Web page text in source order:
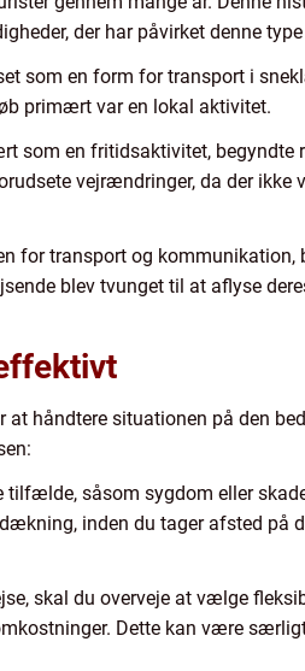
der har påvirket denne
som en form for transport i
primært var en lokal aktivitet.
som en fritidsaktivitet, begyndte
vejrændringer, da der ikke
for transport og
blev tvunget til at aflyse
håndtere situationen på den
såsom sygdom eller
inden du tager afsted på
skal du overveje at vælge
Dette kan være